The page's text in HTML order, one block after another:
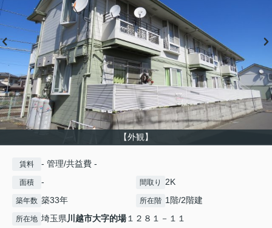
【外観】
賃料 - 管理/共益費 -
面積 - 間取り 2K
築年数 築33年 所在階 1階/2階建
所在地 埼玉県川越市大字的場１２８１－１１